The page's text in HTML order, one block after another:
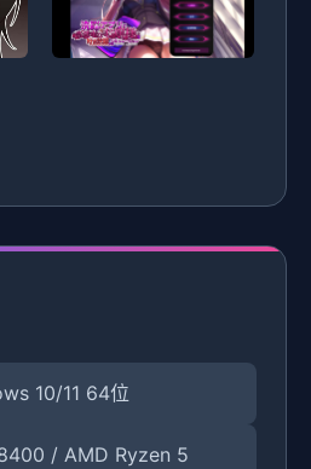
10/11 64位
/ AMD Ryzen 5